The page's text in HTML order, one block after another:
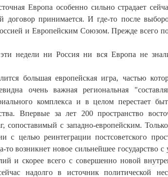
Европа особенно сильно страдает
договор принимается. И где-то после
и Европейским Союзом. Прежде всего
недели ни Россия ни вся Европа не
большая европейская игра, частью
очень важная региональная
комплекса и в целом перестает
Впервые за лет 200 пространство
сопоставимый с западно-европейским.
с целью реинтеграции постсоветского
то возникнет новое сильнейшее государство
и скорее всего с совершенно новой
надолго в источник политической